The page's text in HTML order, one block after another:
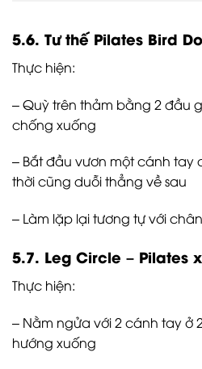
5.6. Tư thế Pilates Bird
Thực hiện:
– Quỳ trên thảm bằng 2 đầu
chống xuống
– Bắt đầu vươn một cánh tay
thời cũng duỗi thẳng về sau
– Làm lặp lại tương tự với
5.7. Leg Circle – Pilates
Thực hiện:
– Nằm ngửa với 2 cánh tay ở
hướng xuống